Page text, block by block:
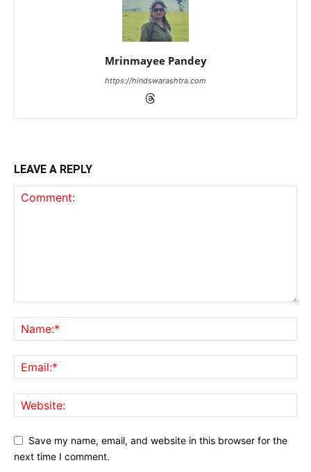
Mrinmayee Pandey
https://hindswarashtra.com
LEAVE A REPLY
Save my name, email, and website in this browser for the
next time I comment.